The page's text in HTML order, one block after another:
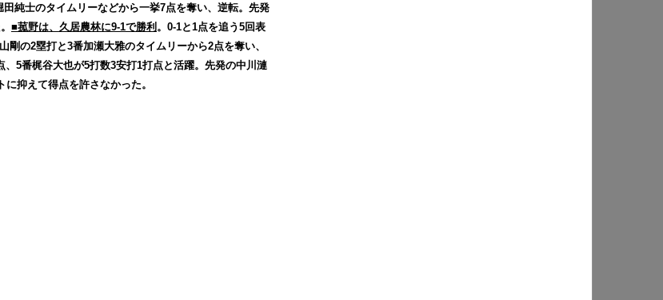
純士のタイムリーなどから一挙7点を奪い、逆転。先発
■菰野は、久居農林に9-1で勝利 。0-1と1点を追う5回表
の2塁打と3番加瀬大雅のタイムリーから2点を奪い、
5番梶谷大也が5打数3安打1打点と活躍。先発の中川漣
抑えて得点を許さなかった。